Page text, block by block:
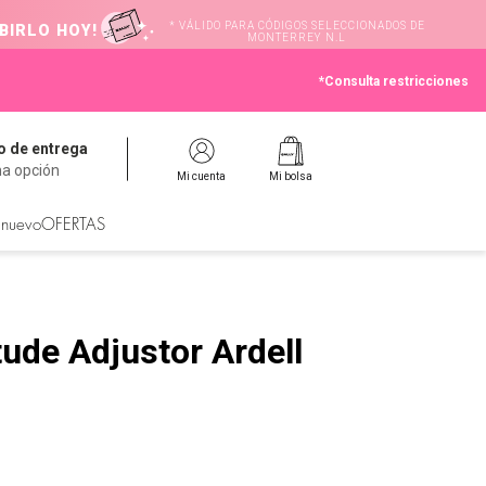
HOY!
* VÁLIDO PARA CÓDIGOS SELECCIONADOS DE
MONTERREY N.L
*Consulta restricciones
de entrega
opción
Mi cuenta Mi bolsa
OFERTAS
Adjustor Ardell